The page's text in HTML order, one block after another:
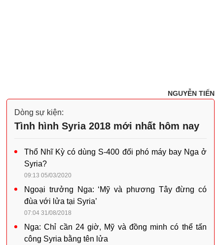
NGUYỄN TIẾN
Dòng sự kiện:
Tình hình Syria 2018 mới nhất hôm nay
Thổ Nhĩ Kỳ có dùng S-400 đối phó máy bay Nga ở
Syria?
09:13 05/03/2020
Ngoại trưởng Nga: ‘Mỹ và phương Tây đừng có
đùa với lửa tại Syria’
07:04 31/08/2018
Nga: Chỉ cần 24 giờ, Mỹ và đồng minh có thể tấn
công Syria bằng tên lửa